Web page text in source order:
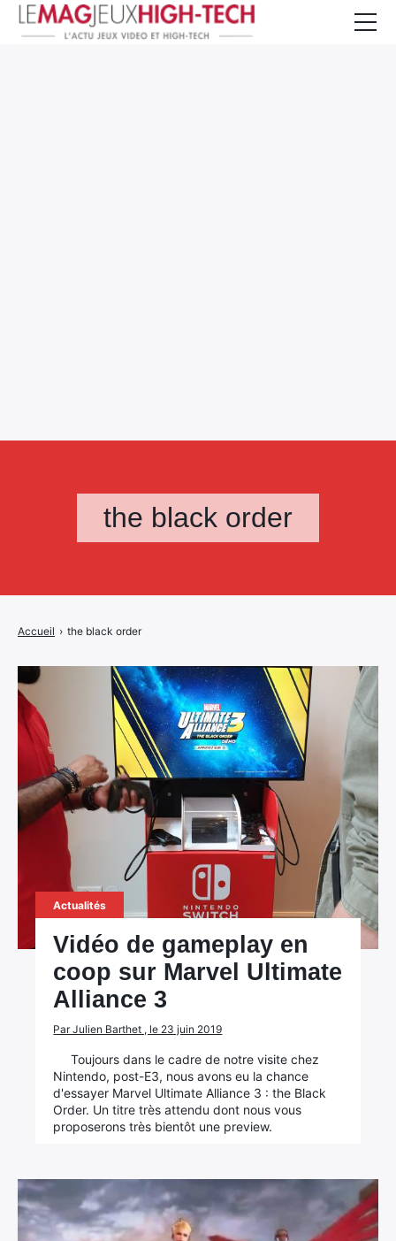
the black order
Accueil › the black order
Actualités
Vidéo de gameplay en
coop sur Marvel Ultimate
Alliance 3
Par Julien Barthet , le 23 juin 2019
Toujours dans le cadre de notre visite chez
Nintendo, post-E3, nous avons eu la chance
d'essayer Marvel Ultimate Alliance 3 : the Black
Order. Un titre très attendu dont nous vous
proposerons très bientôt une preview.